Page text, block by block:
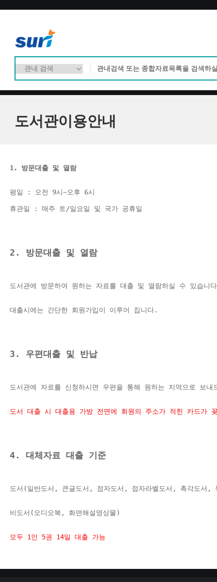
도서관이용안내
1. 방문대출 및 열람
평일 : 오전 9시~오후 6시
휴관일 : 매주 토/일요일 및 국가 공휴일
2. 방문대출 및 열람
도서관에 방문하여 원하는 자료를 대출 및 열람하실 수 있습니
대출시에는 간단한 회원가입이 이루어 집니다.
3. 우편대출 및 반납
도서관에 자료를 신청하시면 우편을 통해 원하는 지역으로 보내
도서 대출 시 대출용 가방 전면에 회원의 주소가 적힌 카드가
4. 대체자료 대출 기준
도서(일반도서, 큰글도서, 점자도서, 점자라벨도서, 촉각도서,
비도서(오디오북, 화면해설영상물)
모두 1인 5권 14일 대출 가능